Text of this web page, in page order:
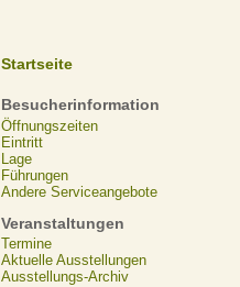
Startseite
Besucherinformation
Öffnungszeiten
Eintritt
Lage
Führungen
Andere Serviceangebote
Veranstaltungen
Termine
Aktuelle Ausstellungen
Ausstellungs-Archiv